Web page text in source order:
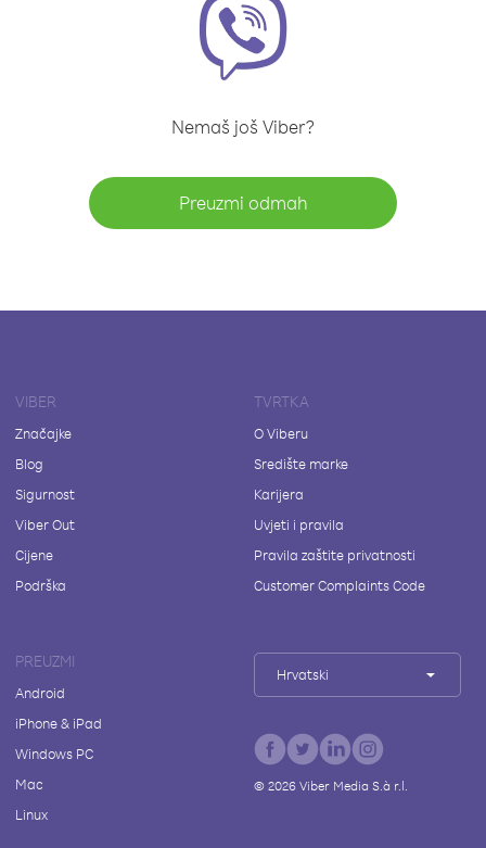
Nemaš još Viber?
Preuzmi odmah
VIBER
Značajke
Blog
Sigurnost
Viber Out
Cijene
Podrška
TVRTKA
O Viberu
Središte marke
Karijera
Uvjeti i pravila
Pravila zaštite privatnosti
Customer Complaints Code
PREUZMI
Android
iPhone & iPad
Windows PC
Mac
Linux
Hrvatski
© 2026Viber Media S.à r.l.